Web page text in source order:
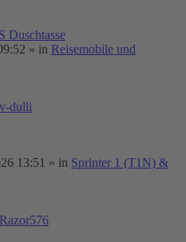
Duschtasse
» in Reisemobile und
v-dulli
13:51 » in Sprinter 1 (T1N) &
Razor576